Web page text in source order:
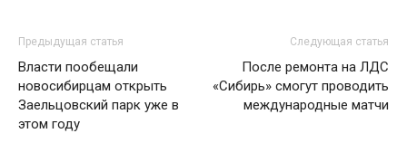
Предыдущая статья
Власти пообещали
новосибирцам открыть
Заельцовский парк уже в
этом году
Следующая статья
После ремонта на ЛДС
«Сибирь» смогут проводить
международные матчи